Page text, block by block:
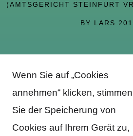
(AMTSGERICHT STEINFURT
BY LARS
About Trausti
Wenn Sie auf „Cookies
annehmen“ klicken, stimmen
Sie der Speicherung von
Cookies auf Ihrem Gerät zu,